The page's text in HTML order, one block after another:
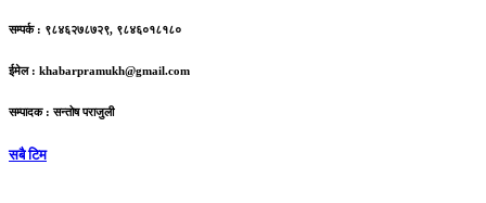
सम्पर्क : ९८४६२७८७२९, ९८४६०१८१८०
ईमेल : khabarpramukh@gmail.com
सम्पादक : सन्तोष पराजुली
सबै टिम